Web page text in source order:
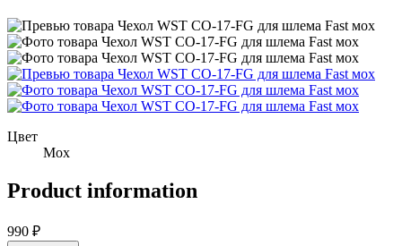
Цвет
Мох
Product information
990 ₽